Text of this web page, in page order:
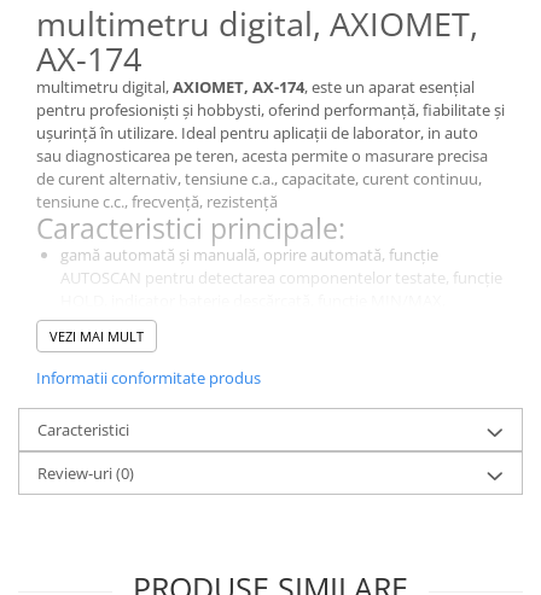
multimetru digital, AXIOMET,
AX-174
multimetru digital,AXIOMET, AX-174, este un aparat esențial
pentru profesioniști și hobbysti, oferind performanță, fiabilitate și
ușurință în utilizare. Ideal pentru aplicații de laborator, in auto
sau diagnosticarea pe teren, acesta permite o masurare precisa
de curent alternativ, tensiune c.a., capacitate, curent continuu,
tensiune c.c., frecvență, rezistență
Caracteristici principale:
gamă automată și manuală, oprire automată, funcție
AUTOSCAN pentru detectarea componentelor testate, funcție
detector de tensiune fără contact.
De ce să alegi acest model?
Este un instrument de diagnosticare esențial pentru măsurători
excelentă a masuratorilor pentru aplicații de laborator,
industriale și educaționale.
Specificații Tehnice
VEZI MAI MULT
Informatii conformitate produs
Caracteristici
Review-uri(0)